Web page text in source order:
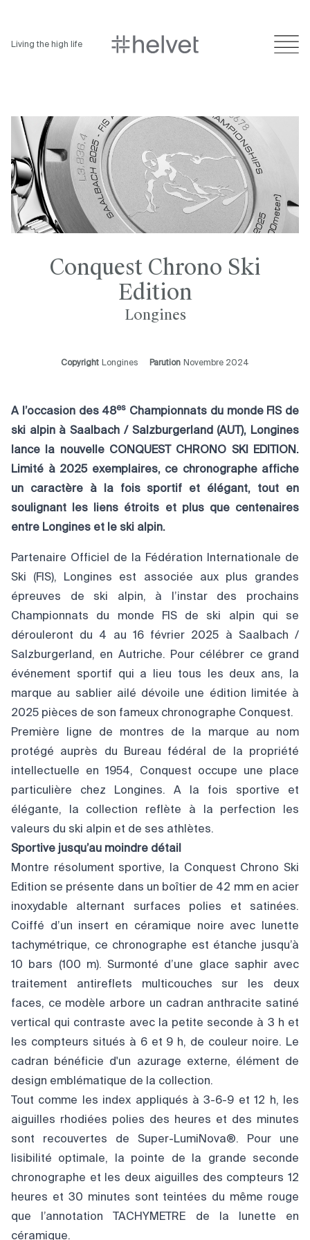
Living the high life
Conquest Chrono Ski
Edition
Longines
Copyright Longines Parution Novembre 2024
A l’occasion des 48es Championnats du monde FIS de
ski alpin à Saalbach / Salzburgerland (AUT), Longines
lance la nouvelle CONQUEST CHRONO SKI EDITION.
Limité à 2025 exemplaires, ce chronographe affiche
un caractère à la fois sportif et élégant, tout en
soulignant les liens étroits et plus que centenaires
entre Longines et le ski alpin.
Partenaire Officiel de la Fédération Internationale de
Ski (FIS), Longines est associée aux plus grandes
épreuves de ski alpin, à l’instar des prochains
Championnats du monde FIS de ski alpin qui se
dérouleront du 4 au 16 février 2025 à Saalbach /
Salzburgerland, en Autriche. Pour célébrer ce grand
événement sportif qui a lieu tous les deux ans, la
marque au sablier ailé dévoile une édition limitée à
2025 pièces de son fameux chronographe Conquest.
Première ligne de montres de la marque au nom
protégé auprès du Bureau fédéral de la propriété
intellectuelle en 1954, Conquest occupe une place
particulière chez Longines. A la fois sportive et
élégante, la collection reflète à la perfection les
valeurs du ski alpin et de ses athlètes.
Sportive jusqu’au moindre détail
Montre résolument sportive, la Conquest Chrono Ski
Edition se présente dans un boîtier de 42 mm en acier
inoxydable alternant surfaces polies et satinées.
Coiffé d’un insert en céramique noire avec lunette
tachymétrique, ce chronographe est étanche jusqu’à
10 bars (100 m). Surmonté d’une glace saphir avec
traitement antireflets multicouches sur les deux
faces, ce modèle arbore un cadran anthracite satiné
vertical qui contraste avec la petite seconde à 3 h et
les compteurs situés à 6 et 9 h, de couleur noire. Le
cadran bénéficie d'un azurage externe, élément de
design emblématique de la collection.
Tout comme les index appliqués à 3-6-9 et 12 h, les
aiguilles rhodiées polies des heures et des minutes
sont recouvertes de Super-LumiNova®. Pour une
lisibilité optimale, la pointe de la grande seconde
chronographe et les deux aiguilles des compteurs 12
heures et 30 minutes sont teintées du même rouge
que l’annotation TACHYMETRE de la lunette en
céramique.